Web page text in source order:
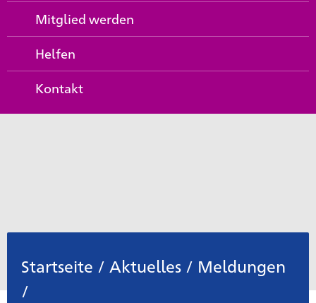
Mitglied werden
Helfen
Kontakt
Startseite / Aktuelles / Meldungen
/